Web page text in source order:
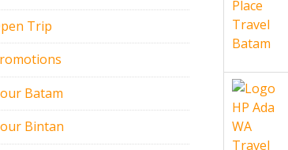
Trip
Batam
Bintan